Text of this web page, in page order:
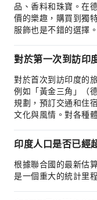
品、香料和珠寶。在
價的樂趣，購買到獨
服飾也是不錯的選擇。
對於第一次到訪印
對於首次到訪印度的
例如「黃金三角」（
規劃，預訂交通和住
文化與風情。對各種
印度人口是否已經
根據聯合國的最新估
是一個重大的統計里